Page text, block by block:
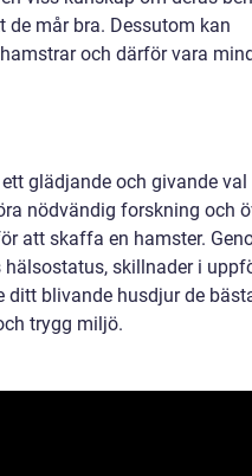
mår bra. Dessutom kan
och därför vara
glädjande och givande
nödvändig forskning och
att skaffa en hamster.
skillnader i
ditt blivande husdjur de
trygg miljö.